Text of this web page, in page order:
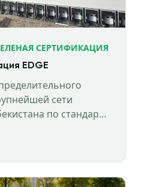
СЕРТИФИКАЦИЯ
EDGE
сети
по стандарту